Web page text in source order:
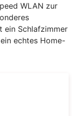
WLAN zur
ein Schlafzimmer
echtes Home-